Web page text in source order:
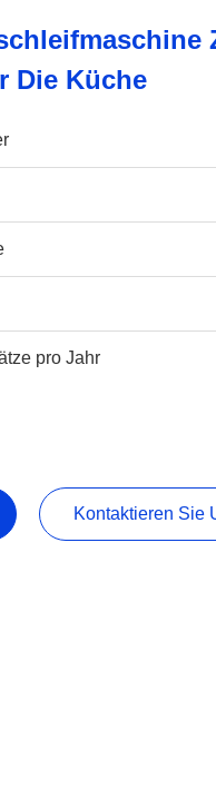
Die Küche
pro Jahr
Kontaktieren Sie